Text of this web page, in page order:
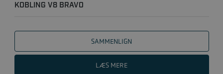
KOBLING V8 BRAVO
SAMMENLIGN
LÆS MERE